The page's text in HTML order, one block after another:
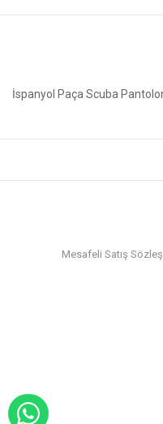
İspanyol Paça Scuba
Mesafeli Satış